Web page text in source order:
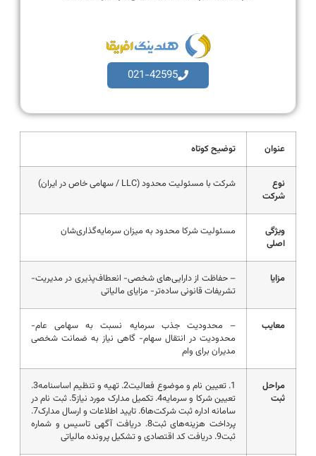
021-42595
عنوان توضیح کوتاه
نوع
شرکت
شرکت با مسئولیت محدود (LLC / سهامی خاص در ایران)
ویژگی
اصلی
مسئولیت شرکا محدود به میزان سرمایه‌گذاری‌شان
مزایا
– حفاظت از دارایی‌های شخصی- انعطاف‌پذیری در مدیریت-
تشریفات قانونی ساده‌تر- مزایای مالیاتی
معایب
– محدودیت جذب سرمایه نسبت به سهامی عام-
محدودیت در انتقال سهام- گاهی نیاز به ضمانت شخصی
مدیران برای وام
مراحل
ثبت
1. تعیین نام و موضوع فعالیت2. تهیه و تنظیم اساسنامه3.
تعیین شرکا و سرمایه4. تکمیل مدارک مورد نیاز5. ثبت نام در
سامانه اداره ثبت شرکت‌ها6. تایید اطلاعات و ارسال مدارک7.
پرداخت هزینه‌های ثبت8. دریافت آگهی تاسیس و شماره
ثبت9. دریافت کد اقتصادی و تشکیل پرونده مالیاتی